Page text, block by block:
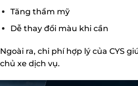
Tăng thẩm mỹ
Dễ thay đổi màu khi cần
Ngoài ra, chi phí hợp lý của CYS
chủ xe dịch vụ.